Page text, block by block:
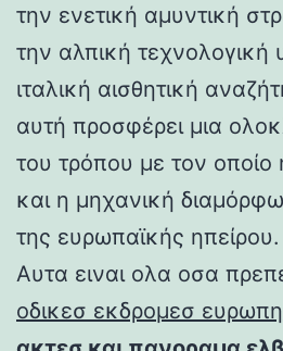
την ενετική αμυντική
την αλπική τεχνολογική
ιταλική αισθητική
αυτή προσφέρει μια
του τρόπου με τον οποίο
και η μηχανική
της ευρωπαϊκής ηπείρου.
Αυτα ειναι ολα οσα
οδικεσ εκδρομεσ